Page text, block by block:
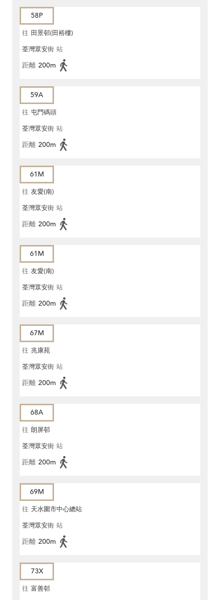
58P
往 田景邨(田裕樓)
荃灣眾安街 站
距離 200m
59A
往 屯門碼頭
荃灣眾安街 站
距離 200m
61M
往 友愛(南)
荃灣眾安街 站
距離 200m
61M
往 友愛(南)
荃灣眾安街 站
距離 200m
67M
往 兆康苑
荃灣眾安街 站
距離 200m
68A
往 朗屏邨
荃灣眾安街 站
距離 200m
69M
往 天水圍市中心總站
荃灣眾安街 站
距離 200m
73X
往 富善邨